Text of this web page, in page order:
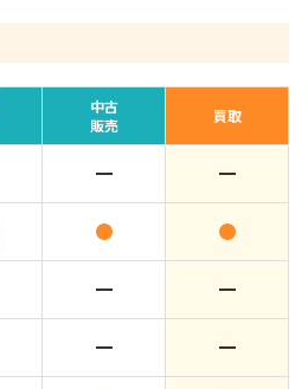
中古
販売
買取